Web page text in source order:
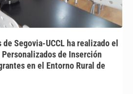
Segovia-UCCL ha realizado el
de Inserción
en el Entorno Rural de